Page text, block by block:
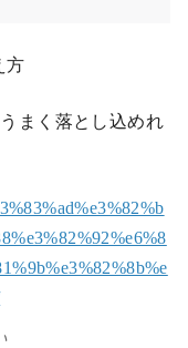
方
まく落とし込めれ